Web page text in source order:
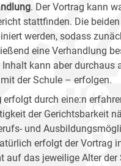
. Der Vortrag kann
stattfinden. Die
werden, sodass
eine Verhandlung
kann aber durchaus
der Schule – erfolgen.
erfolgt durch eine:n
der Gerichtsbarkeit
und
erfolgt der Vortrag
auf das jeweilige Alter der